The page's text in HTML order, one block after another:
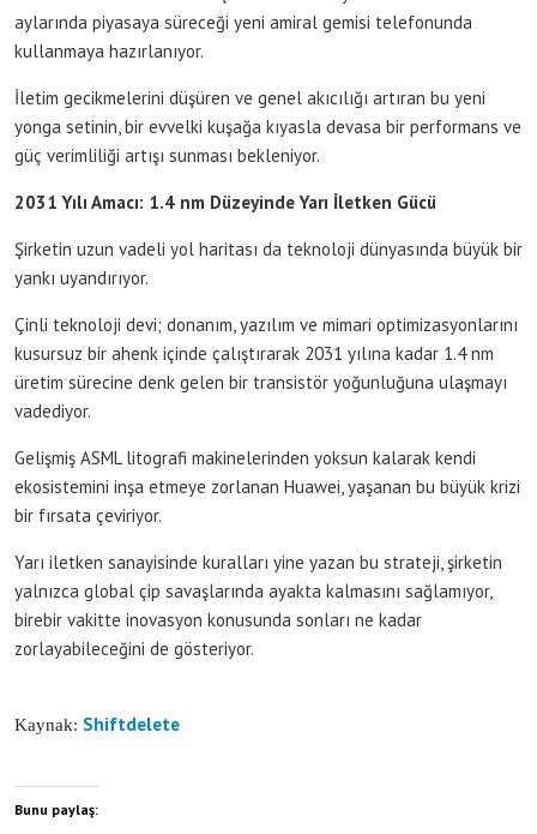
aylarında piyasaya süreceği yeni amiral gemisi telefonunda
kullanmaya hazırlanıyor.
İletim gecikmelerini düşüren ve genel akıcılığı artıran bu yeni
yonga setinin, bir evvelki kuşağa kıyasla devasa bir performans ve
güç verimliliği artışı sunması bekleniyor.
2031 Yılı Amacı: 1.4 nm Düzeyinde Yarı İletken Gücü
Şirketin uzun vadeli yol haritası da teknoloji dünyasında büyük bir
yankı uyandırıyor.
Çinli teknoloji devi; donanım, yazılım ve mimari optimizasyonlarını
kusursuz bir ahenk içinde çalıştırarak 2031 yılına kadar 1.4 nm
üretim sürecine denk gelen bir transistör yoğunluğuna ulaşmayı
vadediyor.
Gelişmiş ASML litografi makinelerinden yoksun kalarak kendi
ekosistemini inşa etmeye zorlanan Huawei, yaşanan bu büyük krizi
bir fırsata çeviriyor.
Yarı iletken sanayisinde kuralları yine yazan bu strateji, şirketin
yalnızca global çip savaşlarında ayakta kalmasını sağlamıyor,
birebir vakitte inovasyon konusunda sonları ne kadar
zorlayabileceğini de gösteriyor.
Kaynak: Shiftdelete
Bunu paylaş: